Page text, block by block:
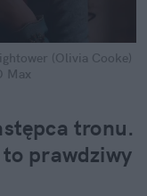
(Olivia Cooke)
Max
tronu.
prawdziwy